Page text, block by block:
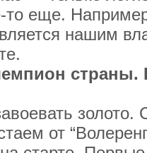
то еще.
нашим
страны.
золото.
от